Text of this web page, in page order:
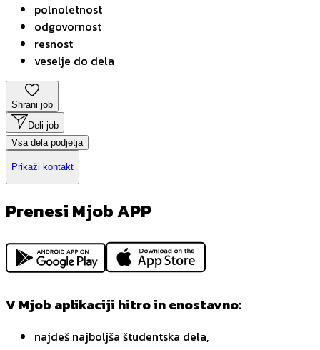
polnoletnost
odgovornost
resnost
veselje do dela
Shrani job
Deli job
Vsa dela podjetja
Prikaži kontakt
Prenesi Mjob APP
V Mjob aplikaciji hitro in enostavno:
najdeš najboljša študentska dela,